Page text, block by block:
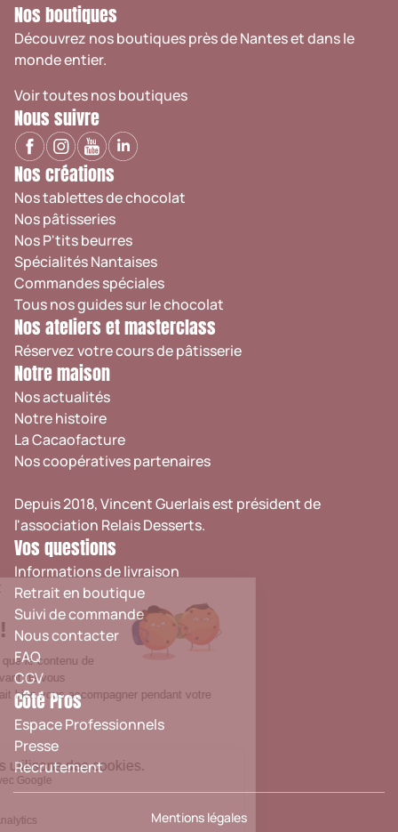
Nos boutiques
Découvrez nos boutiques près de Nantes et dans le
monde entier.
Voir toutes nos boutiques
Nous suivre
Nos créations
Nos tablettes de chocolat
Nos pâtisseries
Nos P'tits beurres
Spécialités Nantaises
Commandes spéciales
Tous nos guides sur le chocolat
Nos ateliers et masterclass
Réservez votre cours de pâtisserie
Notre maison
Nos actualités
Notre histoire
La Cacaofacture
Nos coopératives partenaires
Depuis 2018, Vincent Guerlais est président de
l'association Relais Desserts.
Vos questions
Informations de livraison
Retrait en boutique
Suivi de commande
Nous contacter
FAQ
CGV
Côté Pros
Espace Professionnels
Presse
Recrutement
Mentions légales